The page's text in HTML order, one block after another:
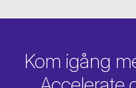
Kom igång